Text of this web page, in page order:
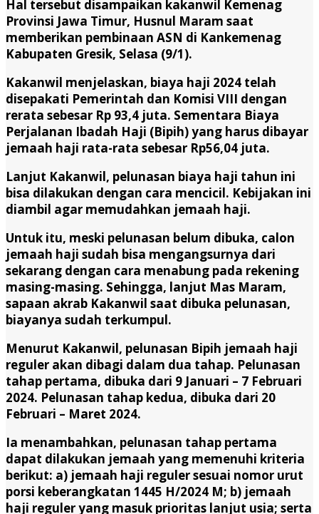
Hal tersebut disampaikan kakanwil Kemenag
Provinsi Jawa Timur, Husnul Maram saat
memberikan pembinaan ASN di Kankemenag
Kabupaten Gresik, Selasa (9/1).
Kakanwil menjelaskan, biaya haji 2024 telah
disepakati Pemerintah dan Komisi VIII dengan
rerata sebesar Rp 93,4 juta. Sementara Biaya
Perjalanan Ibadah Haji (Bipih) yang harus dibayar
jemaah haji rata-rata sebesar Rp56,04 juta.
Lanjut Kakanwil, pelunasan biaya haji tahun ini
bisa dilakukan dengan cara mencicil. Kebijakan ini
diambil agar memudahkan jemaah haji.
Untuk itu, meski pelunasan belum dibuka, calon
jemaah haji sudah bisa mengangsurnya dari
sekarang dengan cara menabung pada rekening
masing-masing. Sehingga, lanjut Mas Maram,
sapaan akrab Kakanwil saat dibuka pelunasan,
biayanya sudah terkumpul.
Menurut Kakanwil, pelunasan Bipih jemaah haji
reguler akan dibagi dalam dua tahap. Pelunasan
tahap pertama, dibuka dari 9 Januari – 7 Februari
2024. Pelunasan tahap kedua, dibuka dari 20
Februari – Maret 2024.
Ia menambahkan, pelunasan tahap pertama
dapat dilakukan jemaah yang memenuhi kriteria
berikut: a) jemaah haji reguler sesuai nomor urut
porsi keberangkatan 1445 H/2024 M; b) jemaah
haji reguler yang masuk prioritas lanjut usia; serta